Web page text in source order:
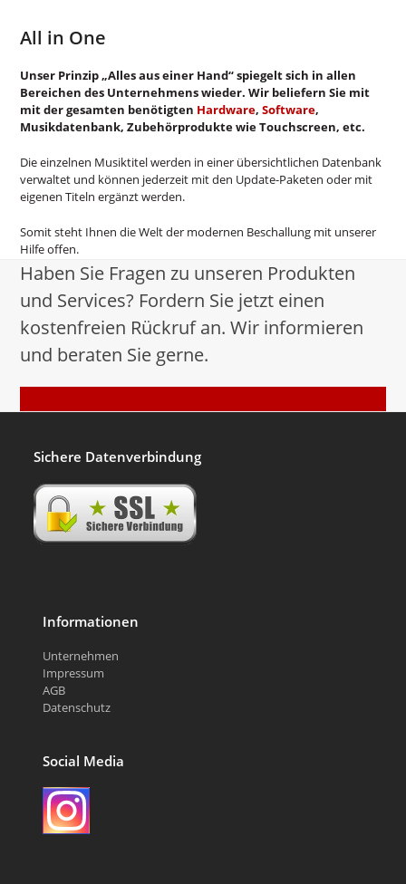
All in One
Unser Prinzip „Alles aus einer Hand“ spiegelt sich in allen
Bereichen des Unternehmens wieder. Wir beliefern Sie mit
mit der gesamten benötigten Hardware,Software,
Musikdatenbank, Zubehörprodukte wie Touchscreen, etc.
Die einzelnen Musiktitel werden in einer übersichtlichen Datenbank
verwaltet und können jederzeit mit den Update-Paketen oder mit
eigenen Titeln ergänzt werden.
Somit steht Ihnen die Welt der modernen Beschallung mit unserer
Hilfe offen.
Haben Sie Fragen zu unseren Produkten
und Services? Fordern Sie jetzt einen
kostenfreien Rückruf an. Wir informieren
und beraten Sie gerne.
Sichere Datenverbindung
Informationen
Unternehmen
Impressum
AGB
Datenschutz
Social Media
Instagram